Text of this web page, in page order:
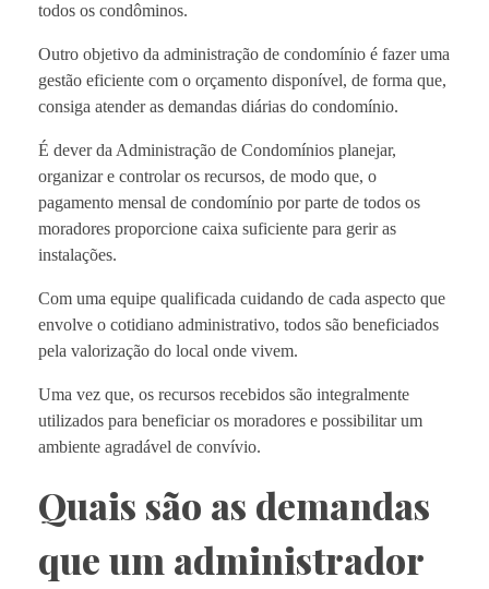
todos os condôminos.
Outro objetivo da administração de condomínio é fazer uma
gestão eficiente com o orçamento disponível, de forma que,
consiga atender as demandas diárias do condomínio.
É dever da Administração de Condomínios planejar,
organizar e controlar os recursos, de modo que, o
pagamento mensal de condomínio por parte de todos os
moradores proporcione caixa suficiente para gerir as
instalações.
Com uma equipe qualificada cuidando de cada aspecto que
envolve o cotidiano administrativo, todos são beneficiados
pela valorização do local onde vivem.
Uma vez que, os recursos recebidos são integralmente
utilizados para beneficiar os moradores e possibilitar um
ambiente agradável de convívio.
Quais são as demandas
que um administrador